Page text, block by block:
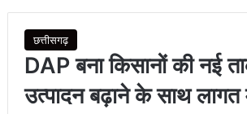
छत्तीसगढ़
DAP बना किसानों की नई
उत्पादन बढ़ाने के साथ लागत